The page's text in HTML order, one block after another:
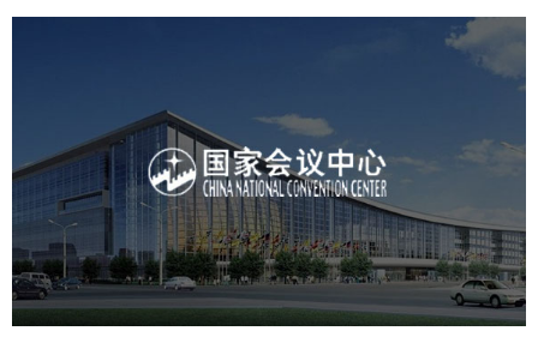
国家会议中心
专业服务 网站建设 网站设计